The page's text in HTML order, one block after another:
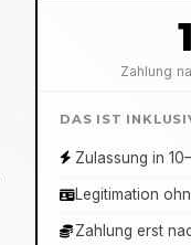
Zahlung
DAS IST
Zulassung in
Legitimation
Zahlung erst